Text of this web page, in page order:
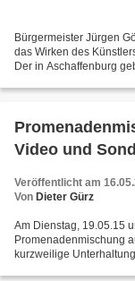
Bürgermeister Jürgen
das Wirken des
Der in Aschaffenburg
Promenadenmischung auf
Veröffentlicht am
Von Dieter Gürz
Am Dienstag, 19.05.15
Promenadenmischung
kurzweilige